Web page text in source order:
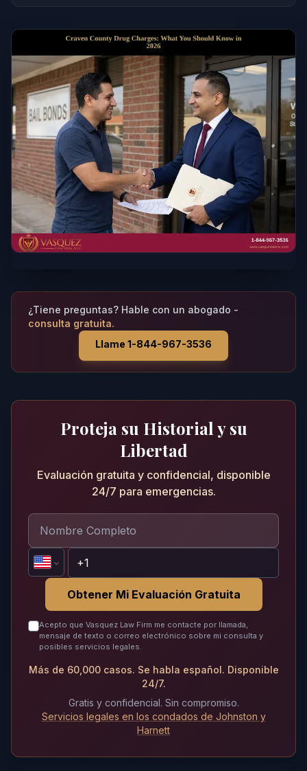
¿Tiene preguntas? Hable con un abogado -
consulta gratuita.
Llame 1-844-967-3536
Proteja su Historial y su
Libertad
Evaluación gratuita y confidencial, disponible
24/7 para emergencias.
Obtener Mi Evaluación Gratuita
Acepto que Vasquez Law Firm me contacte por llamada,
mensaje de texto o correo electrónico sobre mi consulta y
posibles servicios legales.
Más de 60,000 casos. Se habla español. Disponible
24/7.
Gratis y confidencial. Sin compromiso.
Servicios legales en los condados de Johnston y
Harnett